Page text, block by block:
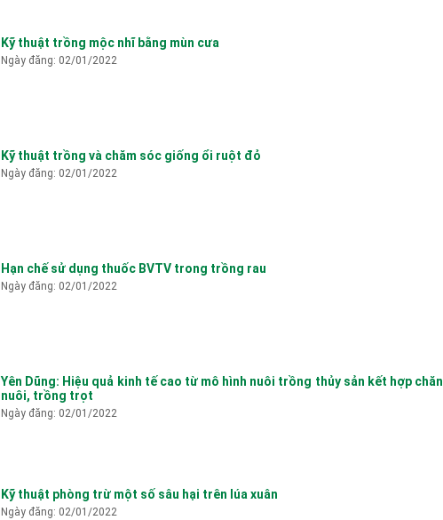
Kỹ thuật trồng mộc nhĩ bằng mùn cưa
Ngày đăng: 02/01/2022
Kỹ thuật trồng và chăm sóc giống ổi ruột đỏ
Ngày đăng: 02/01/2022
Hạn chế sử dụng thuốc BVTV trong trồng rau
Ngày đăng: 02/01/2022
Yên Dũng: Hiệu quả kinh tế cao từ mô hình nuôi trồng thủy sản kết hợp chăn
nuôi, trồng trọt
Ngày đăng: 02/01/2022
Kỹ thuật phòng trừ một số sâu hại trên lúa xuân
Ngày đăng: 02/01/2022